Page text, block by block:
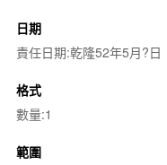
日期
責任日期:乾隆52年5月?日
格式
數量:1
範圍